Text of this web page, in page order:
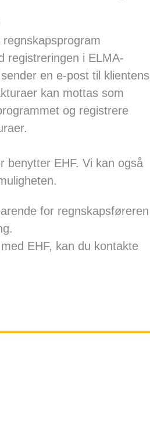
registreringen i ELMA-
en e-post til klientens
kan mottas som
og registrere
benytter EHF. Vi kan også
for regnskapsføreren
EHF, kan du kontakte